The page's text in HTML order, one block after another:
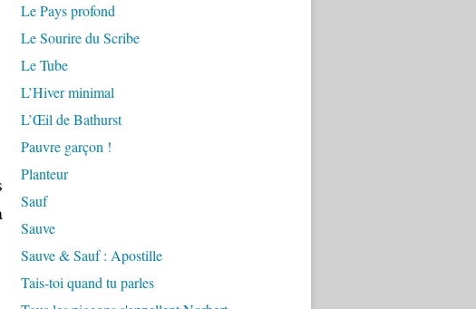
Le Pays profond
Le Sourire du Scribe
Le Tube
L’Hiver minimal
L’Œil de Bathurst
Pauvre garçon !
Planteur
Sauf
Sauve
Sauve & Sauf : Apostille
Tais-toi quand tu parles